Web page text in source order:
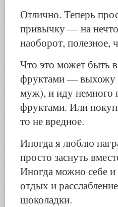
Отлично. Теперь
привычку — на
наоборот, полезное,
Что это может быть
фруктами — выхожу
муж), и иду немного
фруктами. Или
то не вредное.
Иногда я люблю
просто заснуть
Иногда можно себе и
отдых и
шоколадки.